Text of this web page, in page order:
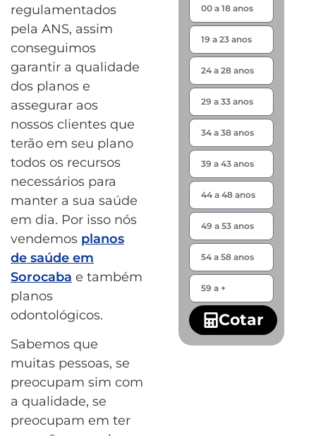
regulamentados
pela ANS, assim
conseguimos
garantir a qualidade
dos planos e
assegurar aos
nossos clientes que
terão em seu plano
todos os recursos
necessários para
manter a sua saúde
em dia. Por isso nós
vendemos planos
de saúde em
Sorocaba e também
planos
odontológicos.
Sabemos que
muitas pessoas, se
preocupam sim com
a qualidade, se
preocupam em ter
Cotar